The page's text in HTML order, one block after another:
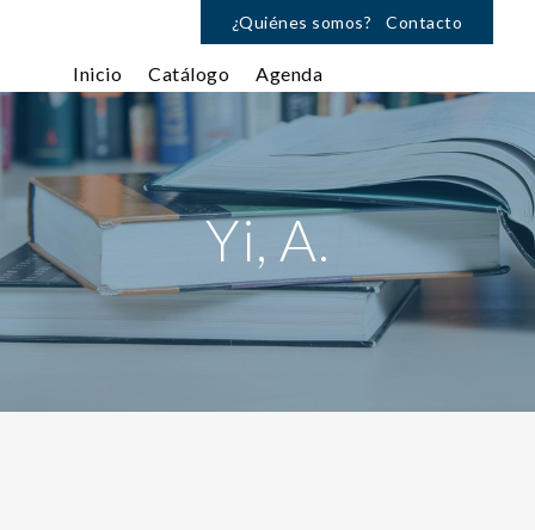
¿Quiénes somos? Contacto
Inicio Catálogo Agenda
Yi, A.